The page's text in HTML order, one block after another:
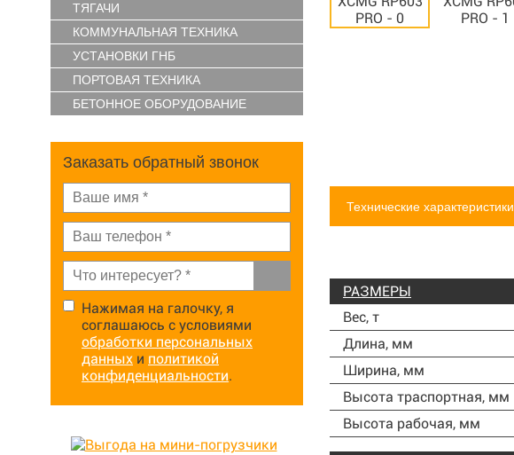
ТЯГАЧИ
КОММУНАЛЬНАЯ ТЕХНИКА
УСТАНОВКИ ГНБ
ПОРТОВАЯ ТЕХНИКА
БЕТОННОЕ ОБОРУДОВАНИЕ
Заказать обратный звонок
Нажимая на галочку, я
соглашаюсь с условиями
обработки персональных
данных и политикой
конфиденциальности.
Технические характеристики
РАЗМЕРЫ
Вес, т
Длина, мм
Ширина, мм
Высота траспортная, мм
Высота рабочая, мм